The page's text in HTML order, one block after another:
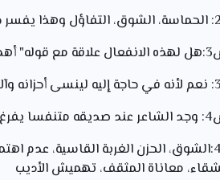
أنت؟" فسر ؟
لخص هذه الهموم
ج4:الشوق، الحزن الغربة القاسية، عدم
معاناة المثقف، تهميش الأديب